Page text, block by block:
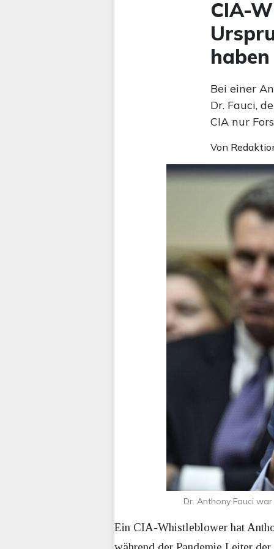
CIA-
haben
Bei einer
Dr. Fauci,
CIA nur
Von
Dr. Anthony Fauci
Ein CIA-Whistleblower hat